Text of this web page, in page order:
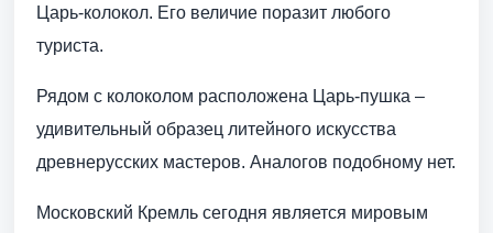
Царь-колокол. Его величие поразит любого
туриста.
Рядом с колоколом расположена Царь-пушка –
удивительный образец литейного искусства
древнерусских мастеров. Аналогов подобному нет.
Московский Кремль сегодня является мировым